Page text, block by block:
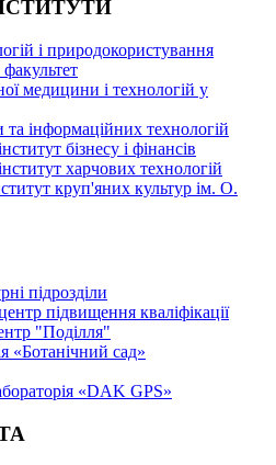
і природокористування
медицини і технологій у
та інформаційних технологій
бізнесу і фінансів
харчових технологій
круп'яних культур ім. О.
підрозділи
підвищення кваліфікації
"Поділля"
«Ботанічний сад»
«DAK GPS»